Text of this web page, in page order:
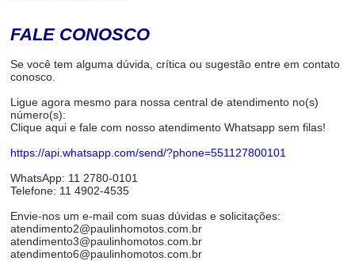
FALE CONOSCO
Se você tem alguma dúvida, crítica ou sugestão entre em contato
conosco.
Ligue agora mesmo para nossa central de atendimento no(s)
número(s):
Clique aqui e fale com nosso atendimento Whatsapp sem filas!
https://api.whatsapp.com/send/?phone=551127800101
WhatsApp: 11 2780-0101
Telefone: 11 4902-4535
Envie-nos um e-mail com suas dúvidas e solicitações:
atendimento2@paulinhomotos.com.br
atendimento3@paulinhomotos.com.br
atendimento6@paulinhomotos.com.br